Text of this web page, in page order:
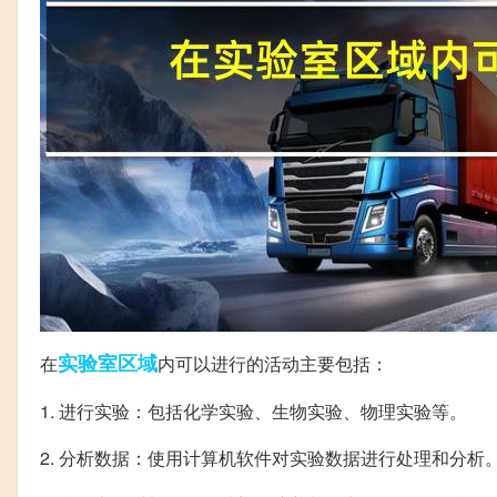
在实验室区域内可以进行的活动主要包括：
1. 进行实验：包括化学实验、生物实验、物理实验等。
2. 分析数据：使用计算机软件对实验数据进行处理和分析